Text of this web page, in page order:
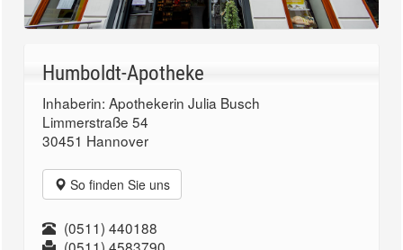
Humboldt-Apotheke
Inhaberin: Apothekerin Julia Busch
Limmerstraße 54
30451 Hannover
So finden Sie uns
(0511) 440188